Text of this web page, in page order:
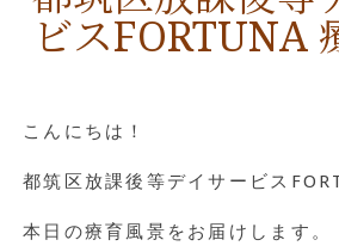
ビスFORTUNA
こんにちは！
都筑区放課後等デイサービス
本日の療育風景をお届けします。